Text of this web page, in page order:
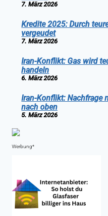
7. März 2026
Kredite 2025: Durch
vergeudet
7. März 2026
Iran-Konflikt: Gas wird
handeln
6. März 2026
Iran-Konflikt: Nachfrage
nach oben
5. März 2026
Werbung*